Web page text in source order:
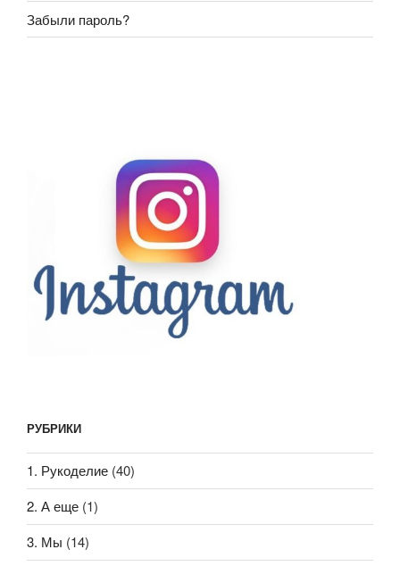
Забыли пароль?
РУБРИКИ
1. Рукоделие (40)
2. А еще (1)
3. Мы (14)